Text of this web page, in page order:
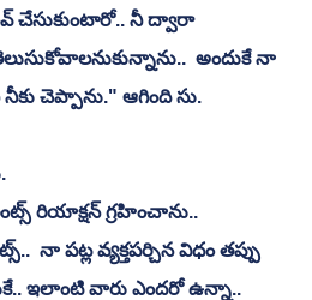
చేసుకుంటారో.. నీ ద్వారా
అందుకే నా
నీకు చెప్పాను." ఆగింది సు.
రియాక్షన్ గ్రహించాను..
నా పట్ల వ్యక్తపర్చిన విధం తప్పు
ఇలాంటి వారు ఎందరో ఉన్నా..